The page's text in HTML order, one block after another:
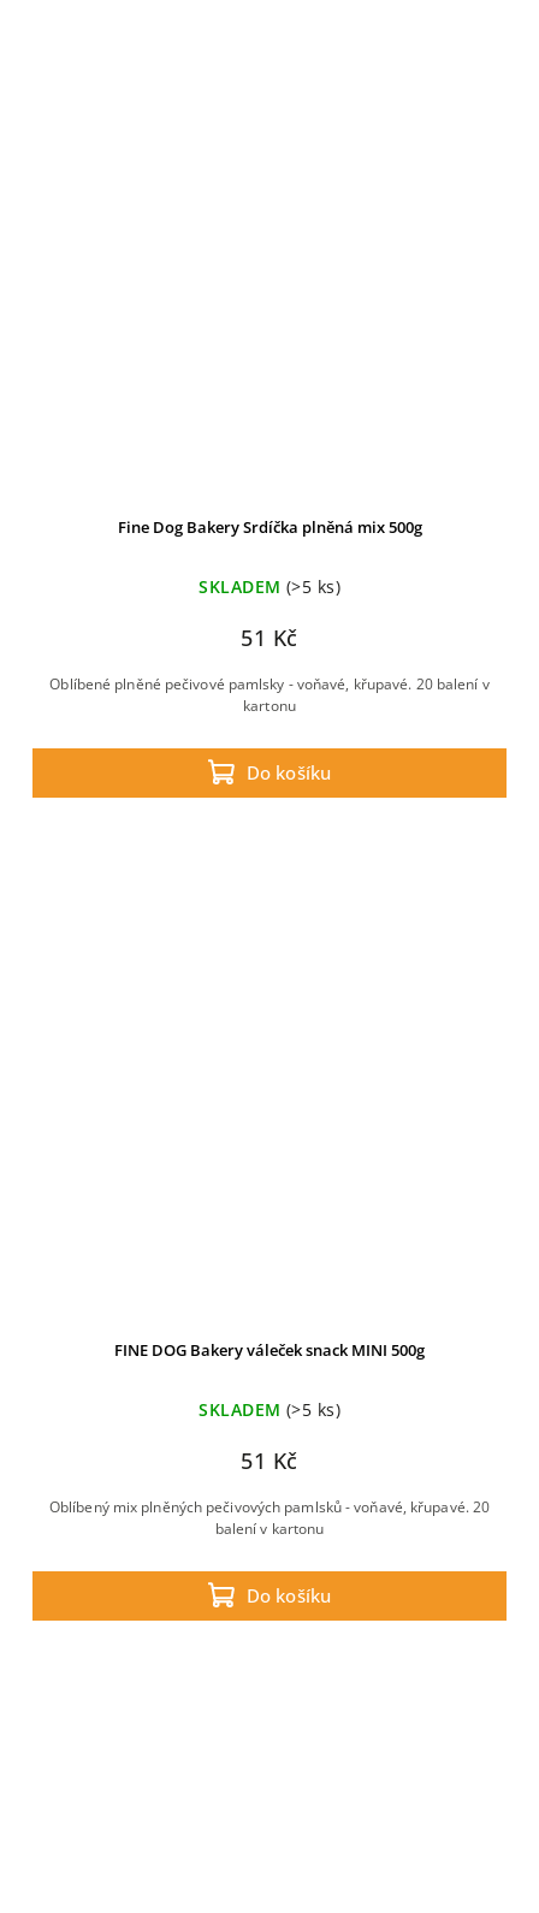
Fine Dog Bakery Srdíčka plněná mix 500g
SKLADEM (>5 ks)
51 Kč
Do košíku
Oblíbené plněné pečivové pamlsky - voňavé, křupavé. 20 balení v
kartonu
FINE DOG Bakery váleček snack MINI 500g
SKLADEM (>5 ks)
51 Kč
Do košíku
Oblíbený mix plněných pečivových pamlsků - voňavé, křupavé. 20
balení v kartonu